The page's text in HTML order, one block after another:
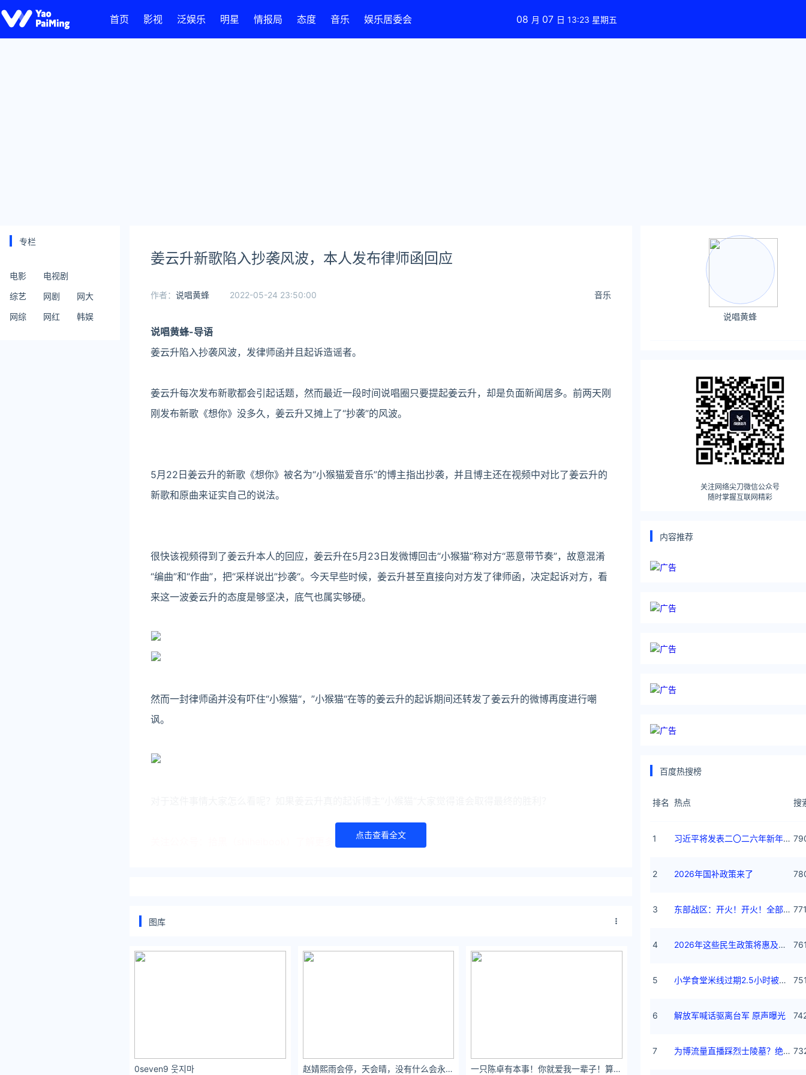
首页 影视 泛娱乐 明星 情报局 态度 音乐 娱乐居委会 08 月 07 日 13:23 星期五
专栏
电影
电视剧
综艺
网剧
网大
网综
网红 韩娱
姜云升新歌陷入抄袭风波，本人发布律师函回应
音乐
作者： 说唱黄蜂 2022-05-24 23:50:00
说唱黄蜂-导语
姜云升陷入抄袭风波，发律师函并且起诉造谣者。
姜云升每次发布新歌都会引起话题，然而最近一段时间说唱圈只要提起姜云升，却是负面新闻居多。前两天刚
刚发布新歌《想你》没多久，姜云升又摊上了“抄袭”的风波。
5月22日姜云升的新歌《想你》被名为“小猴猫爱音乐”的博主指出抄袭，并且博主还在视频中对比了姜云升的
新歌和原曲来证实自己的说法。
很快该视频得到了姜云升本人的回应，姜云升在5月23日发微博回击“小猴猫”称对方“恶意带节奏”，故意混淆
“编曲”和“作曲”，把“采样说出”抄袭“。今天早些时候，姜云升甚至直接向对方发了律师函，决定起诉对方，看
来这一波姜云升的态度是够坚决，底气也属实够硬。
然而一封律师函并没有吓住“小猴猫“，”小猴猫“在等的姜云升的起诉期间还转发了姜云升的微博再度进行嘲
讽。
*文章为作者独立观点，不代表 文娱排行榜 立场
点击查看全文
图库
0seven9 웃지마 赵婧熙雨会停，天会晴，没有什么会永远糟糕透顶. 一只陈卓有本事！你就爱我一辈子！算你牛逼！
说唱黄蜂
关注网络尖刀微信公众号
随时掌握互联网精彩
内容推荐
百度热搜榜
排名 热点 搜
1 习近平将发表二〇二六年新年贺词
2 2026年国补政策来了
3 东部战区：开火！开火！全部命中！
4 2026年这些民生政策将惠及百姓
5 小学食堂米线过期2.5小时被罚5万
6 解放军喊话驱离台军 原声曝光
7 为博流量直播踩烈士陵墓？绝不姑息